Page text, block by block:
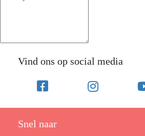
Vind ons op social media
Snel naar